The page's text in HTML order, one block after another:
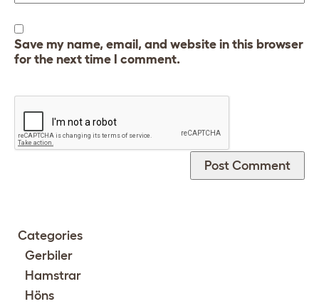
Save my name, email, and website in this browser
for the next time I comment.
Categories
Gerbiler
Hamstrar
Höns